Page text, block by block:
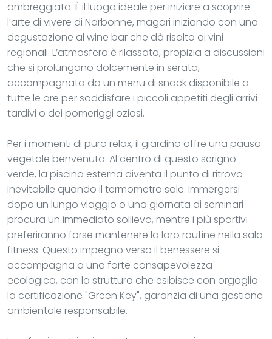
ombreggiata. È il luogo ideale per iniziare a scoprire
l’arte di vivere di Narbonne, magari iniziando con una
degustazione al wine bar che dà risalto ai vini
regionali. L’atmosfera è rilassata, propizia a discussioni
che si prolungano dolcemente in serata,
accompagnata da un menu di snack disponibile a
tutte le ore per soddisfare i piccoli appetiti degli arrivi
tardivi o dei pomeriggi oziosi.
Per i momenti di puro relax, il giardino offre una pausa
vegetale benvenuta. Al centro di questo scrigno
verde, la piscina esterna diventa il punto di ritrovo
inevitabile quando il termometro sale. Immergersi
dopo un lungo viaggio o una giornata di seminari
procura un immediato sollievo, mentre i più sportivi
preferiranno forse mantenere la loro routine nella sala
fitness. Questo impegno verso il benessere si
accompagna a una forte consapevolezza
ecologica, con la struttura che esibisce con orgoglio
la certificazione "Green Key", garanzia di una gestione
ambientale responsabile.